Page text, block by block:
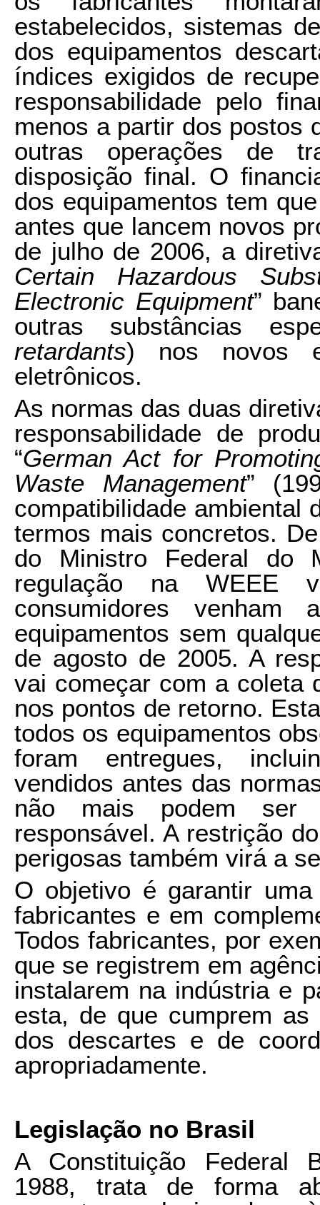
estabelecidos, sistemas
dos equipamentos
índices exigidos de
responsabilidade pelo
menos a partir dos postos
outras operações de
disposição final. O
dos equipamentos tem
antes que lancem novos
de julho de 2006, a
Certain Hazardous
Electronic Equipment”
outras substâncias
retardants) nos novos
eletrônicos.
As normas das duas
responsabilidade de
“German Act for
Waste Management”
compatibilidade ambiental
termos mais concretos.
do Ministro Federal do
regulação na
consumidores
equipamentos sem
de agosto de 2005. A
vai começar com a coleta
nos pontos de retorno.
todos os equipamentos
foram entregues,
vendidos antes das
não mais podem ser
responsável. A restrição
perigosas também virá a
O objetivo é garantir
fabricantes e em
Todos fabricantes, por
que se registrem em
instalarem na indústria e
esta, de que cumprem
dos descartes e de
apropriadamente.
Legislação no Brasil
A Constituição Federal
1988, trata de forma